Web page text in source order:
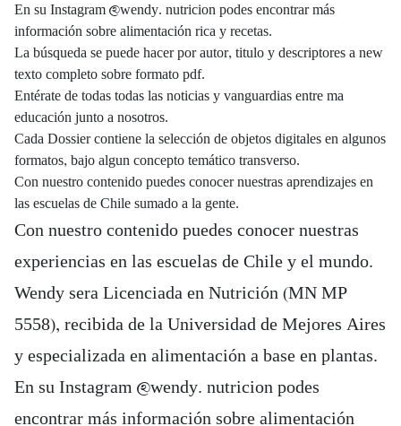
En su Instagram @wendy. nutricion podes encontrar más
información sobre alimentación rica y recetas.
La búsqueda se puede hacer por autor, titulo y descriptores a new
texto completo sobre formato pdf.
Entérate de todas todas las noticias y vanguardias entre ma
educación junto a nosotros.
Cada Dossier contiene la selección de objetos digitales en algunos
formatos, bajo algun concepto temático transverso.
Con nuestro contenido puedes conocer nuestras aprendizajes en
las escuelas de Chile sumado a la gente.
Con nuestro contenido puedes conocer nuestras
experiencias en las escuelas de Chile y el mundo.
Wendy sera Licenciada en Nutrición (MN MP
5558), recibida de la Universidad de Mejores Aires
y especializada en alimentación a base en plantas.
En su Instagram @wendy. nutricion podes
encontrar más información sobre alimentación